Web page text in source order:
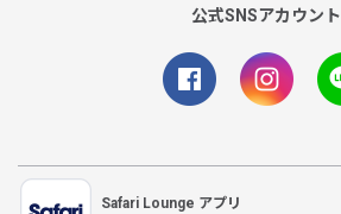
公式SNSアカウント
Safari Lounge アプリ